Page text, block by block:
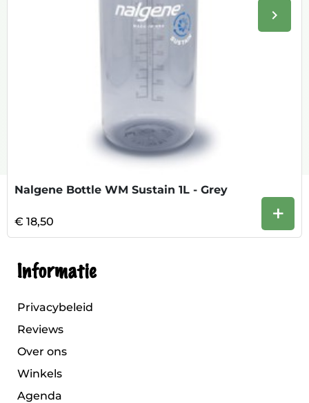
keyboard_arrow_right
Nalgene Bottle WM Sustain 1L - Grey
€ 18,50 +
Informatie
Privacybeleid
Reviews
Over ons
Winkels
Agenda